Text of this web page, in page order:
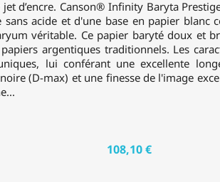
d’encre. Canson® Infinity Baryta
sans acide et d'une base en papier blanc
véritable. Ce papier baryté doux et
argentiques traditionnels. Les
lui conférant une excellente
(D-max) et une finesse de l'image
108,10 €